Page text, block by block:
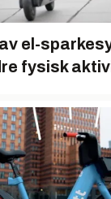
el-
fysisk